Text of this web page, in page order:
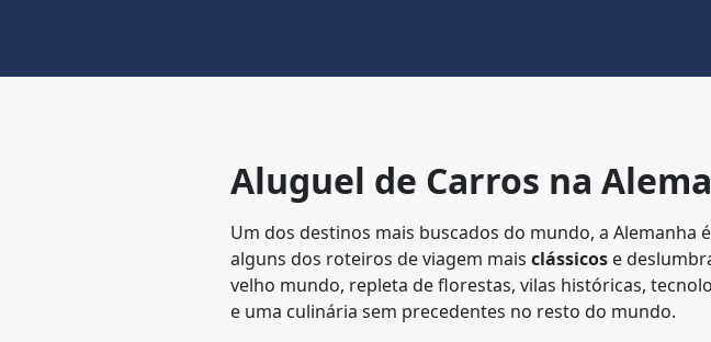
Aluguel de Carros na
Um dos destinos mais buscados do mundo, a Alemanha
alguns dos roteiros de viagem maisclássicos e
velho mundo, repleta de florestas, vilas históricas,
e uma culinária sem precedentes no resto do mundo.